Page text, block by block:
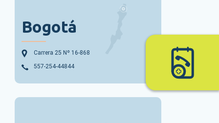
Bogotá
Carrera 25 Nº 16-868
557-254-44844